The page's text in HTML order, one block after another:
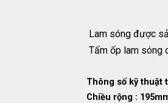
Lam sóng được
Tấm ốp lam sóng
Thông số kỹ thuật
Chiều rộng :